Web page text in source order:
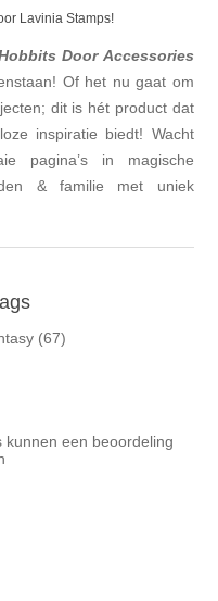
Lavinia Stamps!
Door Accessories
Of het nu gaat om
dit is hét product dat
inspiratie biedt! Wacht
pagina’s in magische
& familie met uniek
(67)
een beoordeling